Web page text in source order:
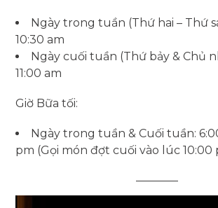
Ngày trong tuần (Thứ hai – Thứ
10:30 am
Ngày cuối tuần (Thứ bảy & Chủ
11:00 am
Giờ Bữa tối:
Ngày trong tuần & Cuối tuần:
pm (Gọi món đợt cuối vào lúc 10:00